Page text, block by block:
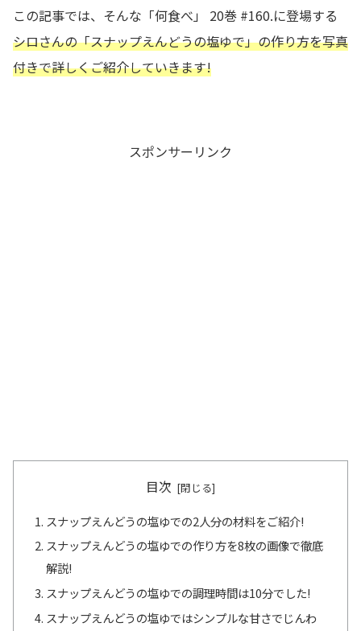
この記事では、そんな「何食べ」 20巻 #160.に登場する
シロさんの「スナップえんどうの塩ゆで」の作り方を写真
付きで詳しくご紹介していきます!
スポンサーリンク
目次
スナップえんどうの塩ゆでの2人分の材料をご紹介!
スナップえんどうの塩ゆでの作り方を8枚の画像で徹底
解説!
スナップえんどうの塩ゆでの調理時間は10分でした!
スナップえんどうの塩ゆではシンプルな甘さでじんわ